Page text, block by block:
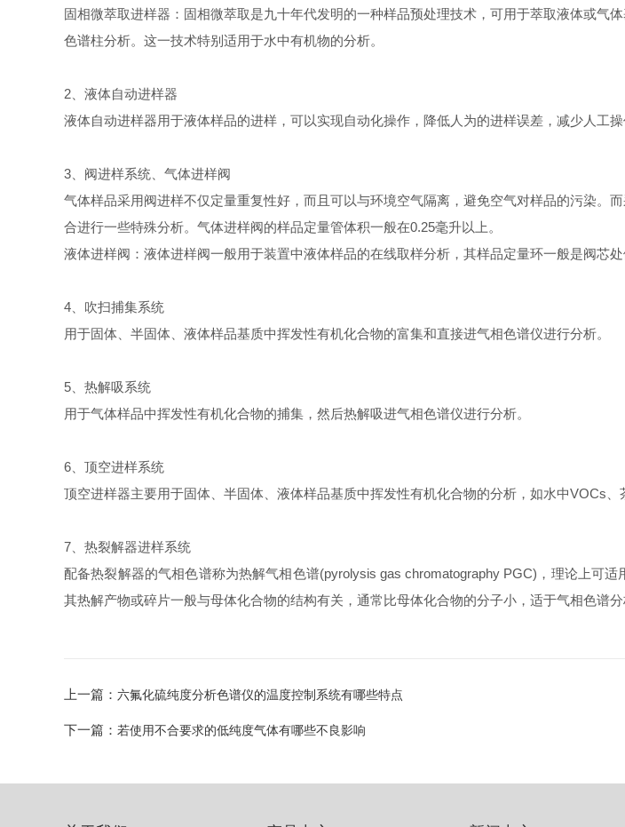
固相微萃取进样器：固相微萃取是九十年代发明的一种样品预处理技术，可用于萃取液体或
色谱柱分析。这一技术特别适用于水中有机物的分析。
2、液体自动进样器
液体自动进样器用于液体样品的进样，可以实现自动化操作，降低人为的进样误差，减少人工操
3、阀进样系统、气体进样阀
气体样品采用阀进样不仅定量重复性好，而且可以与环境空气隔离，避免空气对样品的污染。
合进行一些特殊分析。气体进样阀的样品定量管体积一般在0.25毫升以上。
液体进样阀：液体进样阀一般用于装置中液体样品的在线取样分析，其样品定量环一般是阀芯处
4、吹扫捕集系统
用于固体、半固体、液体样品基质中挥发性有机化合物的富集和直接进气相色谱仪进行分析。
5、热解吸系统
用于气体样品中挥发性有机化合物的捕集，然后热解吸进气相色谱仪进行分析。
6、顶空进样系统
顶空进样器主要用于固体、半固体、液体样品基质中挥发性有机化合物的分析，如水中VOCs
7、热裂解器进样系统
配备热裂解器的气相色谱称为热解气相色谱(pyrolysis gas chromatography PGC)，理论上可
其热解产物或碎片一般与母体化合物的结构有关，通常比母体化合物的分子小，适于气相色谱
上一篇： 六氟化硫纯度分析色谱仪的温度控制系统有哪些特点
下一篇： 若使用不合要求的低纯度气体有哪些不良影响